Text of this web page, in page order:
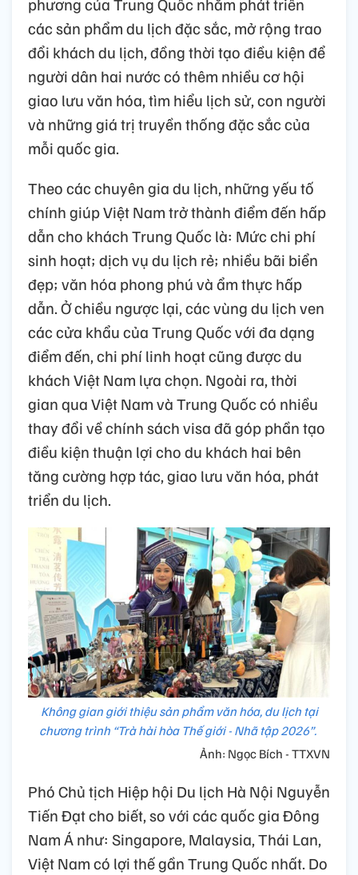
phương của Trung Quốc nhằm phát triển
các sản phẩm du lịch đặc sắc, mở rộng trao
đổi khách du lịch, đồng thời tạo điều kiện để
người dân hai nước có thêm nhiều cơ hội
giao lưu văn hóa, tìm hiểu lịch sử, con người
và những giá trị truyền thống đặc sắc của
mỗi quốc gia.
Theo các chuyên gia du lịch, những yếu tố
chính giúp Việt Nam trở thành điểm đến hấp
dẫn cho khách Trung Quốc là: Mức chi phí
sinh hoạt; dịch vụ du lịch rẻ; nhiều bãi biển
đẹp; văn hóa phong phú và ẩm thực hấp
dẫn. Ở chiều ngược lại, các vùng du lịch ven
các cửa khẩu của Trung Quốc với đa dạng
điểm đến, chi phí linh hoạt cũng được du
khách Việt Nam lựa chọn. Ngoài ra, thời
gian qua Việt Nam và Trung Quốc có nhiều
thay đổi về chính sách visa đã góp phần tạo
điều kiện thuận lợi cho du khách hai bên
tăng cường hợp tác, giao lưu văn hóa, phát
triển du lịch.
Không gian giới thiệu sản phẩm văn hóa, du lịch tại
chương trình “Trà hài hòa Thế giới - Nhã tập 2026”.
Ảnh: Ngọc Bích - TTXVN
Phó Chủ tịch Hiệp hội Du lịch Hà Nội Nguyễn
Tiến Đạt cho biết, so với các quốc gia Đông
Nam Á như: Singapore, Malaysia, Thái Lan,
Việt Nam có lợi thế gần Trung Quốc nhất. Do